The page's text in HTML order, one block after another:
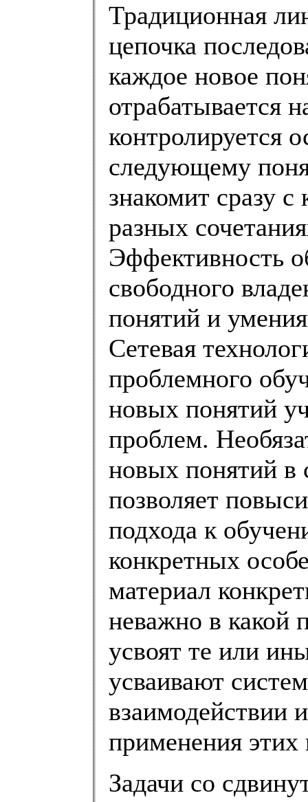
Традиционная
цепочка
каждое новое
отрабатывается
контролируется
следующему
знакомит сразу
разных
Эффективность
свободного
понятий и
Сетевая
проблемного
новых понятий
проблем.
новых понятий в
позволяет
подхода к
конкретных
материал
неважно в какой
усвоят те или
усваивают
взаимодействии
применения этих
Задачи со